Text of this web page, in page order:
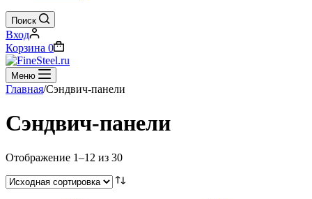
Поиск
Вход
Корзина 0
Меню
Главная/Сэндвич-панели
Сэндвич-панели
Отображение 1–12 из 30